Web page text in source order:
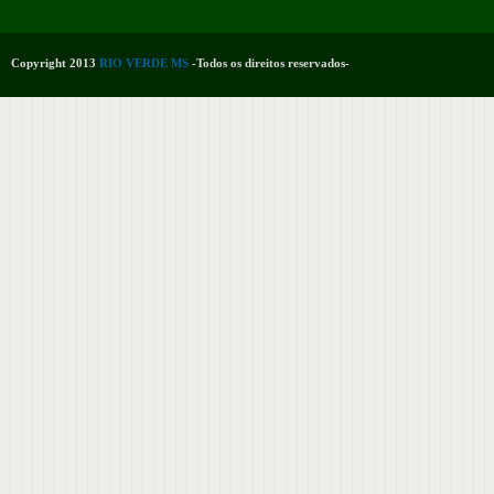
Copyright 2013 RIO VERDE MS -Todos os direitos reservados-